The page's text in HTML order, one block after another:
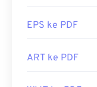
EPS ke PDF
ART ke PDF